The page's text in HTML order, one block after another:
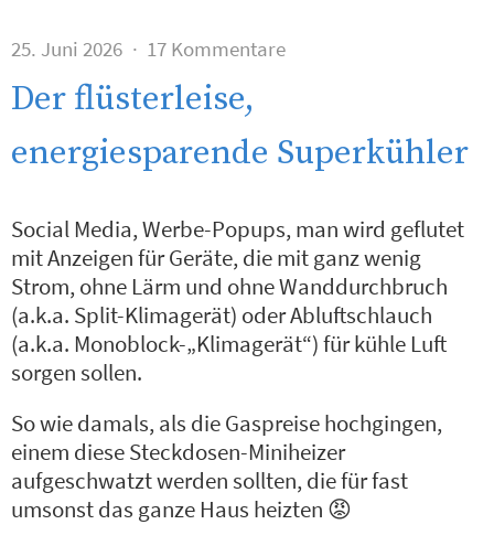
25. Juni 2026 17 Kommentare
Der flüsterleise,
energiesparende Superkühler
Social Media, Werbe-Popups, man wird geflutet
mit Anzeigen für Geräte, die mit ganz wenig
Strom, ohne Lärm und ohne Wanddurchbruch
(a.k.a. Split-Klimagerät) oder Abluftschlauch
(a.k.a. Monoblock-„Klimagerät“) für kühle Luft
sorgen sollen.
So wie damals, als die Gaspreise hochgingen,
einem diese Steckdosen-Miniheizer
aufgeschwatzt werden sollten, die für fast
umsonst das ganze Haus heizten 😡